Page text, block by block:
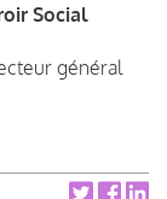
Social
général